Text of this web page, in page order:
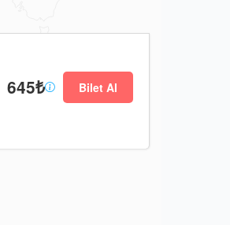
645₺ Bilet Al